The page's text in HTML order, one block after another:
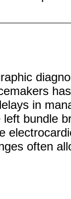
in
bundle
often